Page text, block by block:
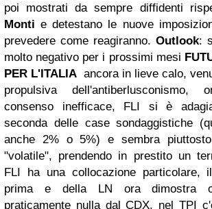
poi mostrati da sempre diffidenti
Monti e detestano le nuove
prevedere come reagiranno. Outlook:
molto negativo per i prossimi mesi
PER L'ITALIA ancora in lieve calo,
propulsiva
consenso inefficace, FLI si è
seconda delle case sondaggistiche
anche 2% o 5%) e sembra
"volatile", prendendo in prestito un
FLI ha una collocazione particolare,
prima e della LN ora dimostra
praticamente nulla dal CDX, nel TPI